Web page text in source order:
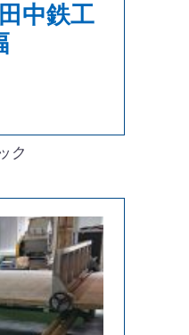
中鉄工
ク